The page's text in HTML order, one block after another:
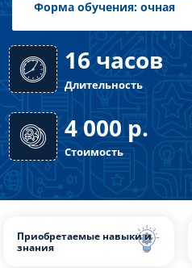
Форма обучения: очная
16